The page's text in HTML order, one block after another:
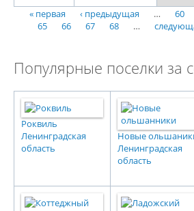
Страницы
« первая ‹ предыдущая … 60
65
66 67 68 …
Популярные поселки за
Роквиль
Ленинградская
область
Новые
Ленинградская
область